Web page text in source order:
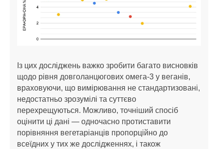
Із цих досліджень важко зробити багато висновків
щодо рівня довголанцюгових омега-3 у веганів,
враховуючи, що вимірювання не стандартизовані,
недостатньо зрозумілі та суттєво
перехрещуються. Можливо, точніший спосіб
оцінити ці дані — одночасно протиставити
порівняння вегетаріанців пропорційно до
всеїдних у тих же дослідженнях, і також